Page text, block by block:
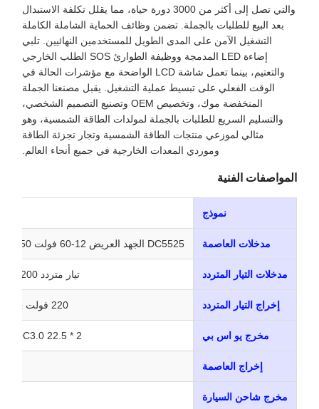
والتي تصل إلى أكثر من 3000 دورة حياة، مما يقلل تكلفة الاستبدال
بعد البيع للطلبات بالجملة. تضمن وظائف الحماية الشاملة الكاملة
التشغيل الآمن على المدى الطويل للمستخدمين النهائيين. تلبي
إضاءة LED المدمجة ووظيفة الطوارئ SOS الطلب الخارجي
والتعتيم، بينما تعمل شاشة LCD الواضحة مع مؤشرات الحالة في
الوقت الفعلي على تبسيط عملية التشغيل. يقبل مصنعنا الجملة
المنخفضة موك، وتخصيص OEM وتصنيع التصميم الشخصي،
والتسليم السريع للطلبات بالجملة لمولدات الطاقة الشمسية، وهو
مثالي لموزعي منتجات الطاقة الشمسية وتجار تجزئة الطاقة
وموردي المعدات الخارجية في جميع أنحاء العالم.
المواصفات الفنية
نموذج
مدخلات العاصمة DC5525 الجهد العريض 12-60 فولت 250 واط (كحد أقصى) تيار مستمر
مدخلات التيار المتردد تيار متردد 200-240 فولت تيار متردد 2.5 أمبير
إخراج التيار المتردد 220 فولت ± 10%، 1200 واط، موجة جيبية
مخرج يو اس بي 2 * QC3.0 22.5 واط (5V3A/9V2A/12V1.5A)
إخراج العاصمة
مخرج شاحن السيارة